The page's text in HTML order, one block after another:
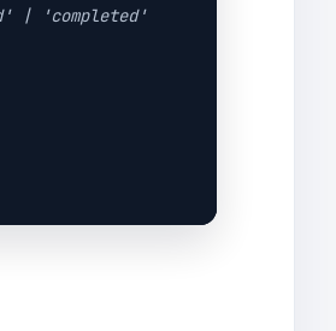
| 'completed'